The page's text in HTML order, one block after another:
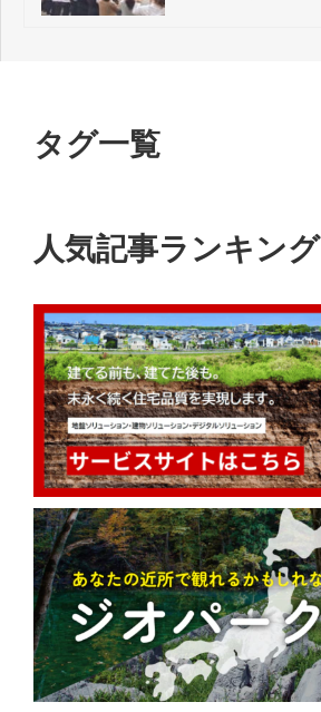
タグ一覧
人気記事ランキング